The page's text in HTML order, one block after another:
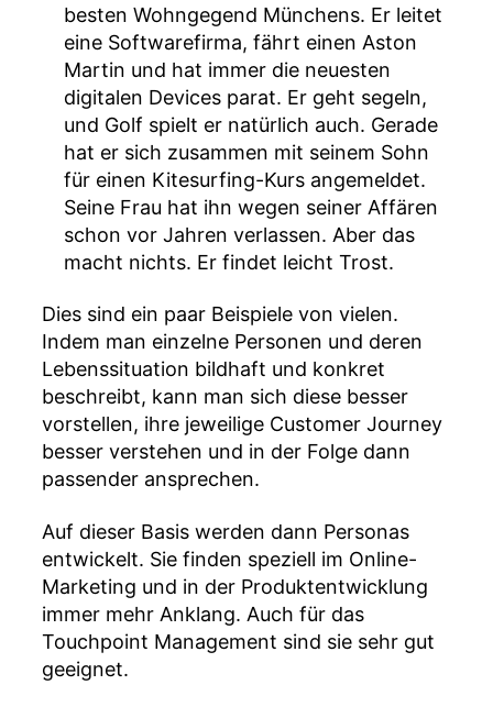
besten Wohngegend Münchens. Er leitet
eine Softwarefirma, fährt einen Aston
Martin und hat immer die neuesten
digitalen Devices parat. Er geht segeln,
und Golf spielt er natürlich auch. Gerade
hat er sich zusammen mit seinem Sohn
für einen Kitesurfing-Kurs angemeldet.
Seine Frau hat ihn wegen seiner Affären
schon vor Jahren verlassen. Aber das
macht nichts. Er findet leicht Trost.
Dies sind ein paar Beispiele von vielen.
Indem man einzelne Personen und deren
Lebenssituation bildhaft und konkret
beschreibt, kann man sich diese besser
vorstellen, ihre jeweilige Customer Journey
besser verstehen und in der Folge dann
passender ansprechen.
Auf dieser Basis werden dann Personas
entwickelt. Sie finden speziell im Online-
Marketing und in der Produktentwicklung
immer mehr Anklang. Auch für das
Touchpoint Management sind sie sehr gut
geeignet.